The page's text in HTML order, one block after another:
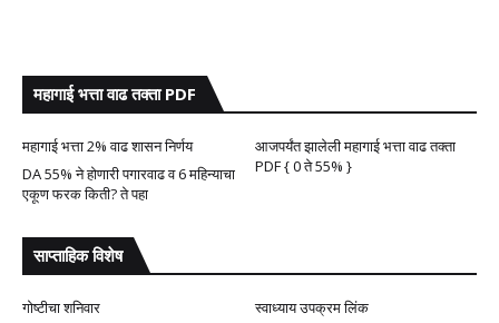
महागाई भत्ता वाढ तक्ता PDF
महागाई भत्ता 2% वाढ शासन निर्णय
आजपर्यंत झालेली महागाई भत्ता वाढ तक्ता
PDF { 0 ते 55% }
DA 55% ने होणारी पगारवाढ व 6 महिन्याचा
एकूण फरक किती? ते पहा
साप्ताहिक विशेष
गोष्टीचा शनिवार स्वाध्याय उपक्रम लिंक